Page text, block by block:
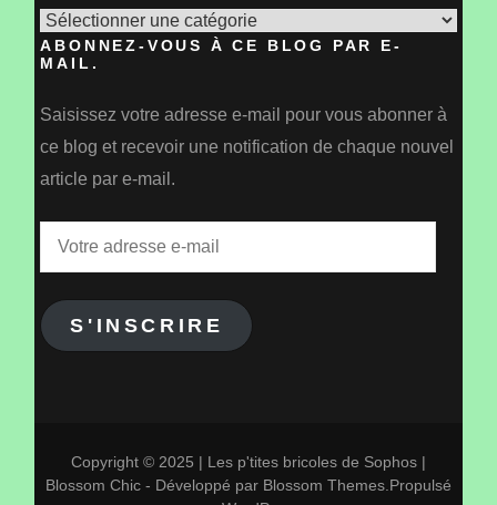
Catégories
ABONNEZ-VOUS À CE BLOG PAR E-
MAIL.
Saisissez votre adresse e-mail pour vous abonner à
ce blog et recevoir une notification de chaque nouvel
article par e-mail.
Votre
adresse
e-
mailS'INSCRIRE
Copyright © 2025 | Les p'tites bricoles de Sophos |
Blossom Chic - Développé par Blossom Themes .Propulsé